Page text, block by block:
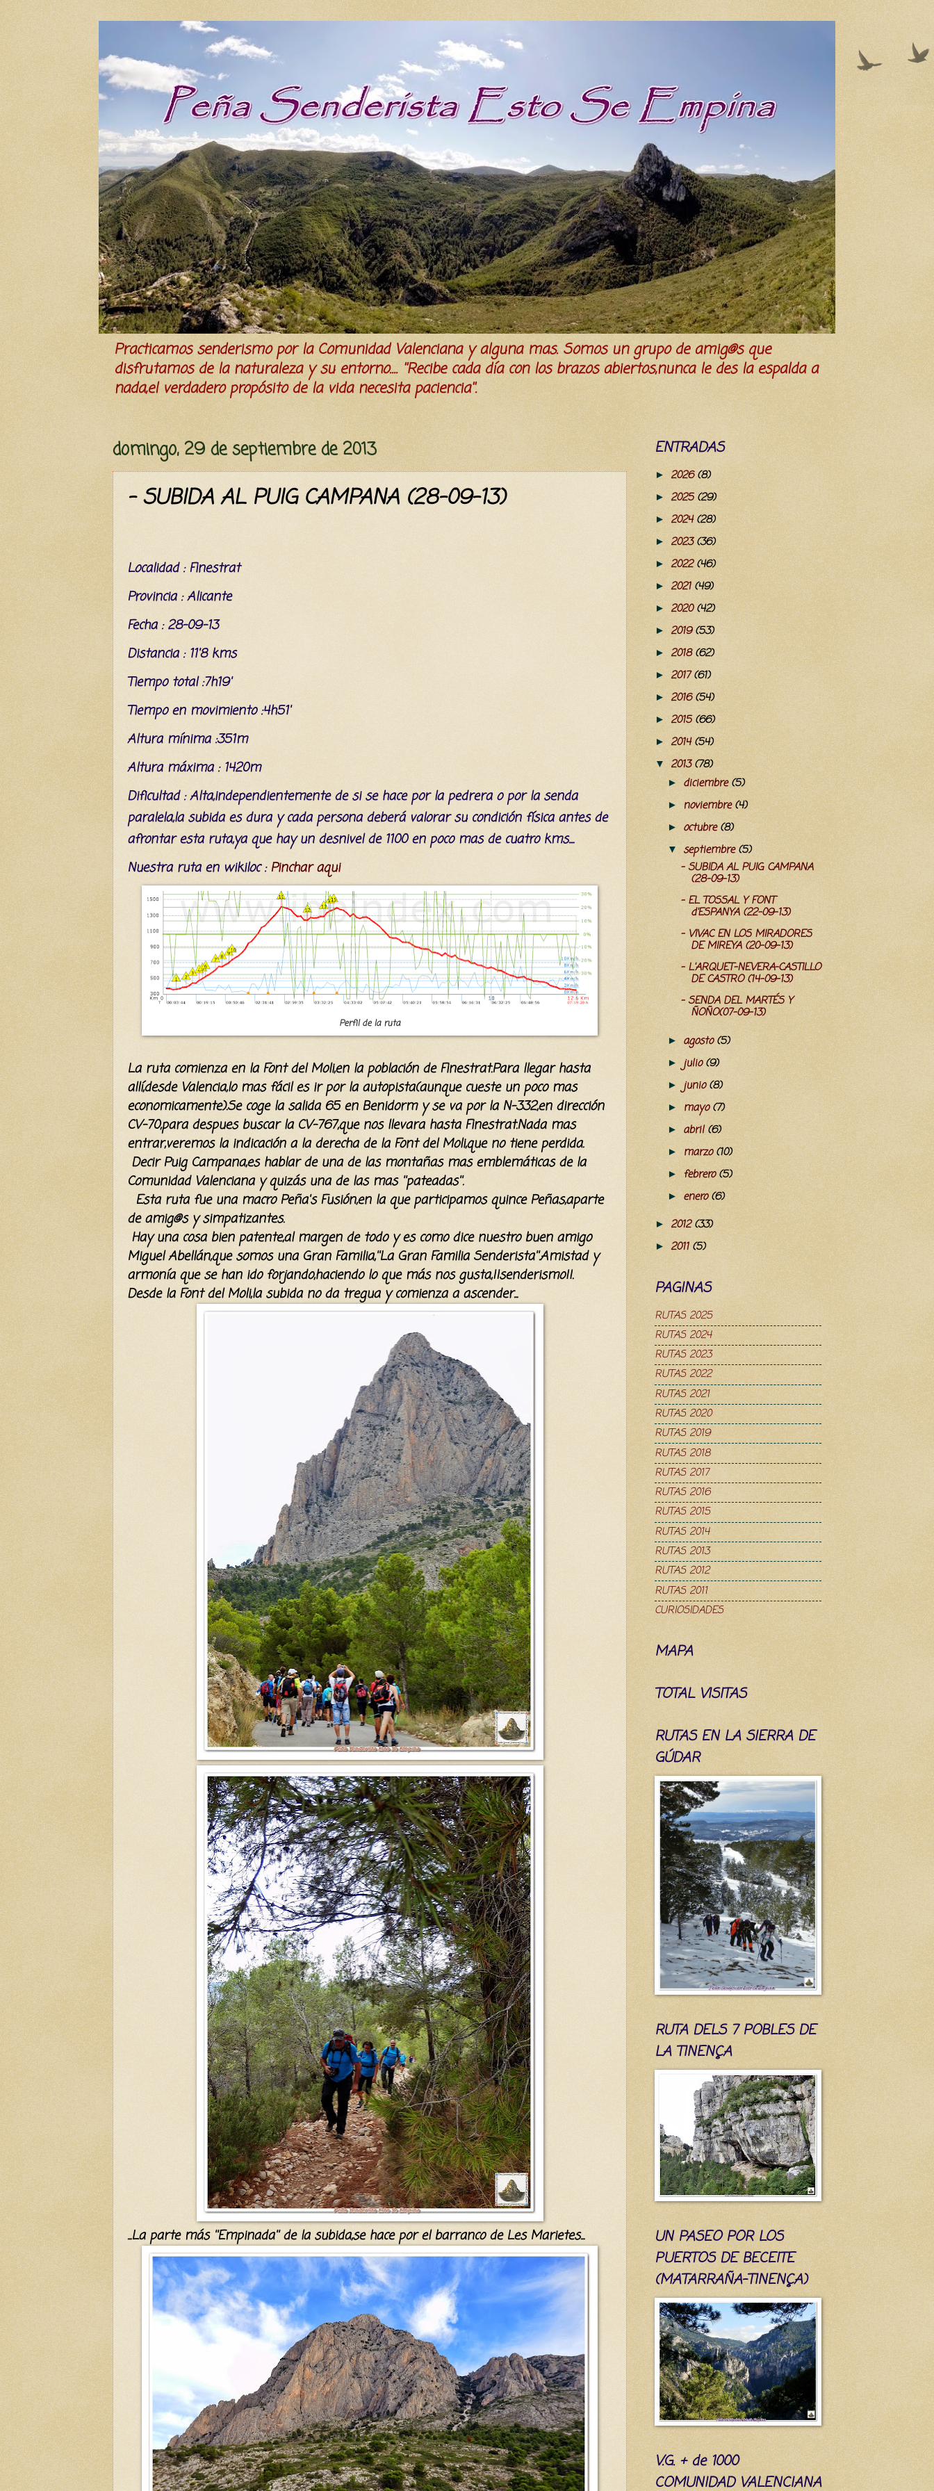
Practicamos senderismo por la Comunidad Valenciana y alguna mas. Somos un grupo de amig@s que
disfrutamos de la naturaleza y su entorno.... ''Recibe cada día con los brazos abiertos,nunca le des la espalda a
nada,el verdadero propósito de la vida necesita paciencia''.
domingo, 29 de septiembre de 2013
- SUBIDA AL PUIG CAMPANA (28-09-13)
Localidad : Finestrat
Provincia : Alicante
Fecha : 28-09-13
Distancia : 11'8 kms
Tiempo total :7h19'
Tiempo en movimiento :4h51'
Altura mínima:351m
Altura máxima: 1420m
Dificultad : Alta,independientemente de si se hace por la pedrera o por la senda
paralela,la subida es dura y cada personadeberávalorar su condición físicaantes de
afrontar esta ruta,ya que hay un desnivel de 1100 en poco mas de cuatro kms....
Nuestra ruta en wikiloc : Pinchar aqui
Perfil de la ruta
La ruta comienza en la Font del Moli,en la población de Finestrat.Para llegar hasta
allí,desde Valencia,lo mas fáciles ir por la autopista(aunque cueste un poco mas
economicamente).Se coge la salida 65 en Benidorm y se va por la N-332,en dirección
CV-70,para despues buscar la CV-767,que nos llevara hasta Finestrat.Nada mas
entrar,veremos la indicación a la derecha de la Font del Moli,que no tiene perdida.
Decir Puig Campana,es hablar de una de las montañas masemblemáticasde la
Comunidad Valenciana yquizásuna de las mas ''pateadas''.
Esta ruta fue una macro Peña's Fusión,en la que participamos quince Peñas,aparte
de amig@s y simpatizantes.
Hay una cosa bien patente,al margen de todo y es como dice nuestro buen amigo
MiguelAbellán,que somos una Gran Familia,''La Gran Familia Senderista''.Amistad y
armoníaque se han ido forjando,haciendo lo que másnos gusta,¡¡senderismo!!.
Desde la Font del Moli,la subida no da tregua y comienza a ascender...
...La parte más ''Empinada'' de la subida,se hace por el barranco de Les Marietes...
ENTRADAS
► 2026(8)
► 2025(29)
► 2024(28)
► 2023(36)
► 2022(46)
► 2021 (49)
► 2020(42)
► 2019(53)
► 2018(62)
► 2017(61)
► 2016(54)
► 2015(66)
► 2014(54)
▼ 2013(78)
► diciembre(5)
► noviembre(4)
► octubre(8)
▼ septiembre(5)
- SUBIDA AL PUIG CAMPANA
(28-09-13)
- EL TOSSAL Y FONT
d'ESPANYA (22-09-13)
- VIVAC EN LOS MIRADORES
DE MIREYA (20-09-13)
- L'ARQUET-NEVERA-CASTILLO
DE CASTRO (14-09-13)
- SENDA DEL MARTÉS Y
ÑOÑO(07-09-13)
► agosto(5)
► julio(9)
► junio(8)
► mayo(7)
► abril(6)
► marzo(10)
► febrero(5)
► enero(6)
► 2012(33)
► 2011 (5)
PAGINAS
RUTAS 2025
RUTAS 2024
RUTAS 2023
RUTAS 2022
RUTAS 2021
RUTAS 2020
RUTAS 2019
RUTAS 2018
RUTAS 2017
RUTAS 2016
RUTAS 2015
RUTAS 2014
RUTAS 2013
RUTAS 2012
RUTAS 2011
CURIOSIDADES
MAPA
TOTAL VISITAS
RUTAS EN LA SIERRA DE
GÚDAR
RUTA DELS 7 POBLES DE
LA TINENÇA
UN PASEO POR LOS
PUERTOS DE BECEITE
(MATARRAÑA-TINENÇA)
V.G. + de 1000
COMUNIDAD VALENCIANA